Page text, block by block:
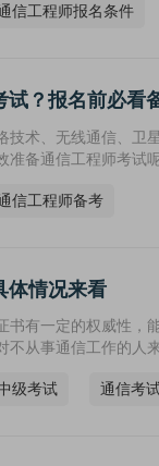
信工程师报名条件
？报名前必看
技术、无线通信、
备通信工程师考试
信工程师备考
体情况来看
书有一定的权威性
从事通信工作的人
级考试 通信考